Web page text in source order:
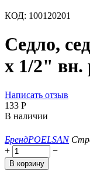
КОД: 100120201
Седло,
х 1/2" вн.
Написать отзыв
‍133‍ Р
В наличии
БрендPOELSAN
+
−
В корзину